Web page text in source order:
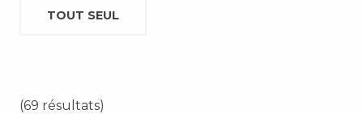
TOUT SEUL
(69 résultats)